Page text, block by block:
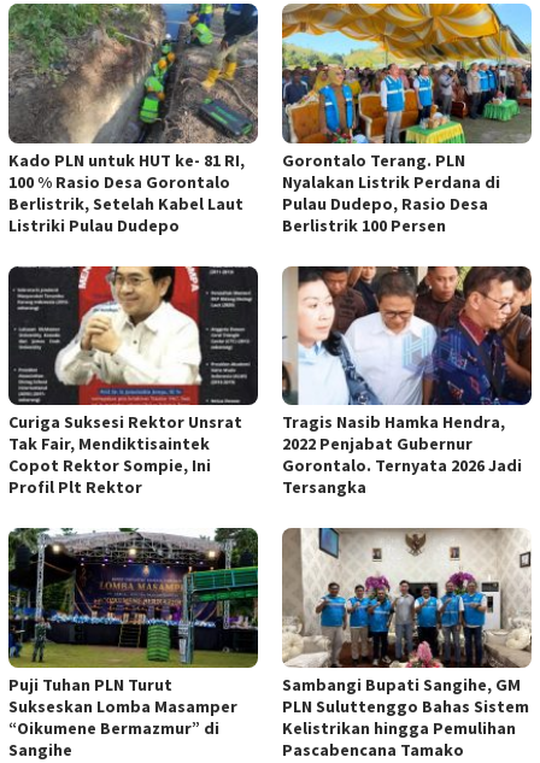
Kado PLN untuk HUT ke- 81 RI,
100 % Rasio Desa Gorontalo
Berlistrik, Setelah Kabel Laut
Listriki Pulau Dudepo
Gorontalo Terang. PLN
Nyalakan Listrik Perdana di
Pulau Dudepo, Rasio Desa
Berlistrik 100 Persen
Curiga Suksesi Rektor Unsrat
Tak Fair, Mendiktisaintek
Copot Rektor Sompie, Ini
Profil Plt Rektor
Tragis Nasib Hamka Hendra,
2022 Penjabat Gubernur
Gorontalo. Ternyata 2026 Jadi
Tersangka
Puji Tuhan PLN Turut
Sukseskan Lomba Masamper
“Oikumene Bermazmur” di
Sangihe
Sambangi Bupati Sangihe, GM
PLN Suluttenggo Bahas Sistem
Kelistrikan hingga Pemulihan
Pascabencana Tamako